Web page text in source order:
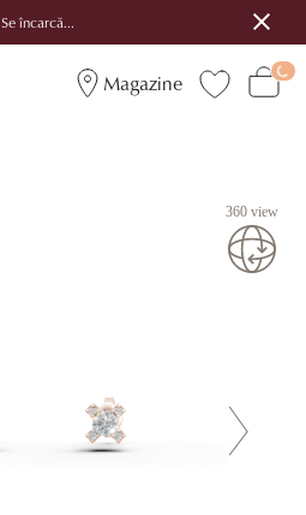
Se încarcă...
Magazine
360 view